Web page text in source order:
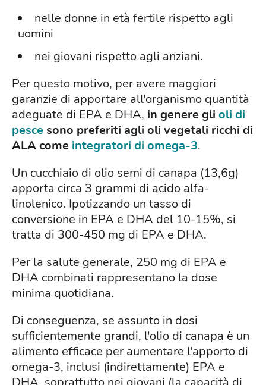
nelle donne in età fertile rispetto agli
uomini
nei giovani rispetto agli anziani.
Per questo motivo, per avere maggiori
garanzie di apportare all'organismo quantità
adeguate di EPA e DHA, in genere gli oli di
pescesono preferiti agli oli vegetali ricchi di
ALA come integratori di omega-3.
Un cucchiaio di olio semi di canapa (13,6g)
apporta circa 3 grammi di acido alfa-
linolenico. Ipotizzando un tasso di
conversione in EPA e DHA del 10-15%, si
tratta di 300-450 mg di EPA e DHA.
Per la salute generale, 250 mg di EPA e
DHA combinati rappresentano la dose
minima quotidiana.
Di conseguenza, se assunto in dosi
sufficientemente grandi, l'olio di canapa è un
alimento efficace per aumentare l'apporto di
omega-3, inclusi (indirettamente) EPA e